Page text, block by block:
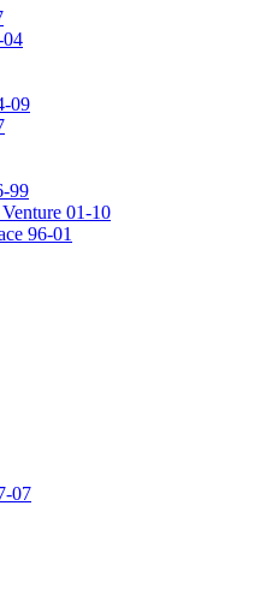
04
09
99
01-10
96-01
07